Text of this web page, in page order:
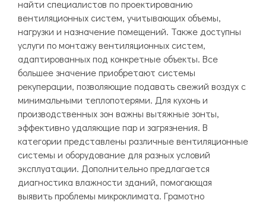
найти специалистов по проектированию
вентиляционных систем, учитывающих объемы,
нагрузки и назначение помещений. Также доступны
услуги по монтажу вентиляционных систем,
адаптированных под конкретные объекты. Все
большее значение приобретают системы
рекуперации, позволяющие подавать свежий воздух с
минимальными теплопотерями. Для кухонь и
производственных зон важны вытяжные зонты,
эффективно удаляющие пар и загрязнения. В
категории представлены различные вентиляционные
системы и оборудование для разных условий
эксплуатации. Дополнительно предлагается
диагностика влажности зданий, помогающая
выявить проблемы микроклимата. Грамотно